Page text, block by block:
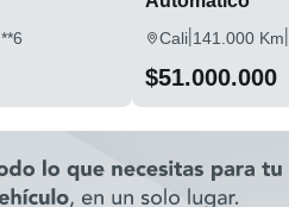
Cali|141.000 Km|
$51.000.000